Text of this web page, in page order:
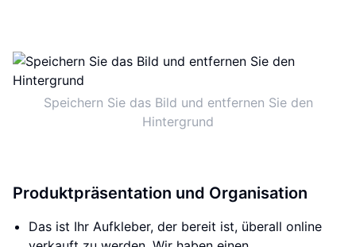
Speichern Sie das Bild und entfernen Sie den
Hintergrund
Produktpräsentation und Organisation
Das ist Ihr Aufkleber, der bereit ist, überall online